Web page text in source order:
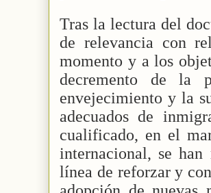
Tras la lectura del
de relevancia con
momento y a los
decremento de la
envejecimiento y la
adecuados de
cualificado, en el
internacional, se
línea de reforzar y